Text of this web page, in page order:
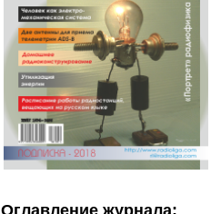
Оглавление журнала: